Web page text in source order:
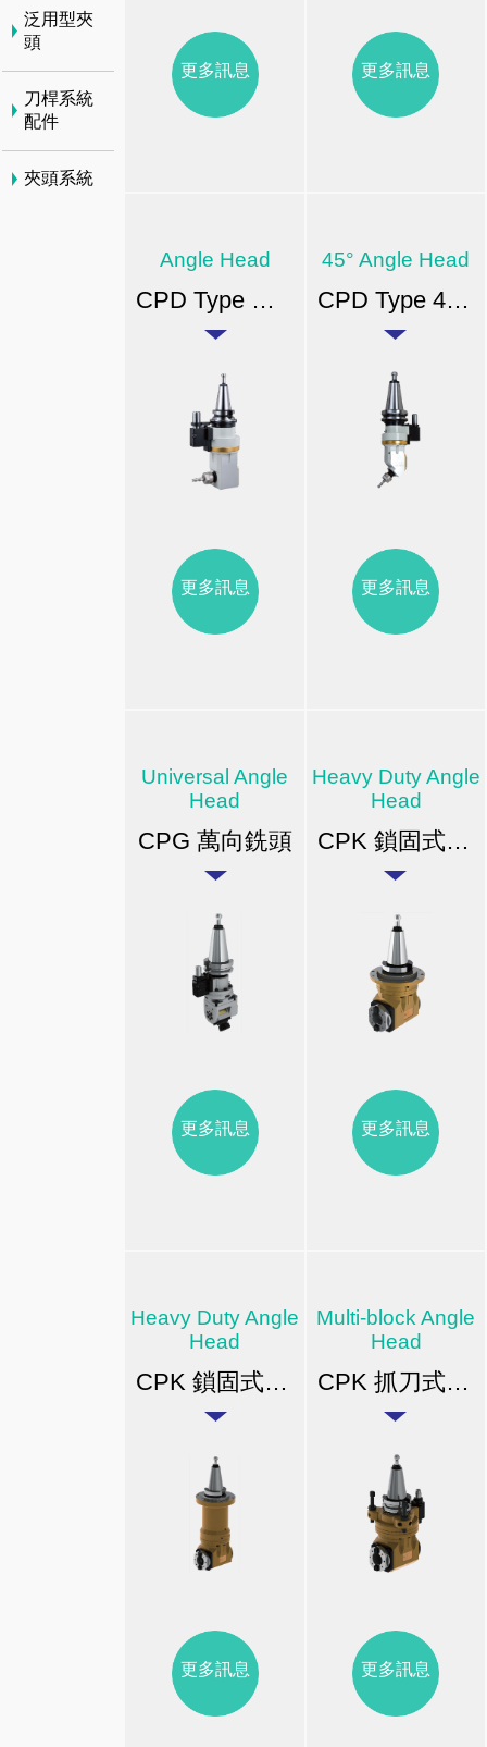
更多訊息 更多訊息
Angle Head
CPD Type 小型橫向銑頭
更多訊息
45° Angle Head
CPD Type 45° 橫向銑頭
更多訊息
Universal Angle
Head
CPG 萬向銑頭
更多訊息
Heavy Duty Angle
Head
CPK 鎖固式橫向銑頭
更多訊息
Heavy Duty Angle
Head
CPK 鎖固式橫向銑頭
更多訊息
Multi-block Angle
Head
CPK 抓刀式橫向銑頭
更多訊息
泛用型夾
頭
刀桿系統
配件
夾頭系統